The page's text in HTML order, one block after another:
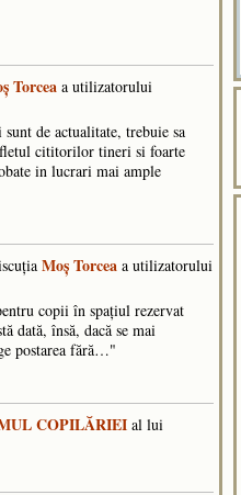
Torcea a utilizatorului
de actualitate, trebuie sa
cititorilor tineri si foarte
in lucrari mai ample
Moș Torcea a utilizatorului
copii în spațiul rezervat
dată, însă, dacă se mai
postarea fără…"
COPILĂRIEI al lui